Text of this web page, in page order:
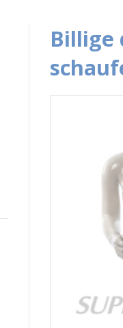
billige display oberkörper männliche